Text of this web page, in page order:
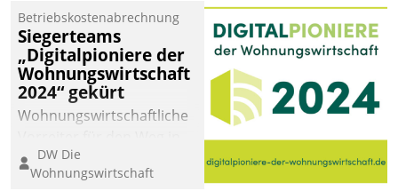
Betriebskostenabrechnung
Siegerteams
„Digitalpioniere der
Wohnungswirtschaft
2024“ gekürt
Wohnungswirtschaftliche
eine digitale Zukunft zu
finden, ist das Ziel des
DW Die
Wohnungswirtschaft